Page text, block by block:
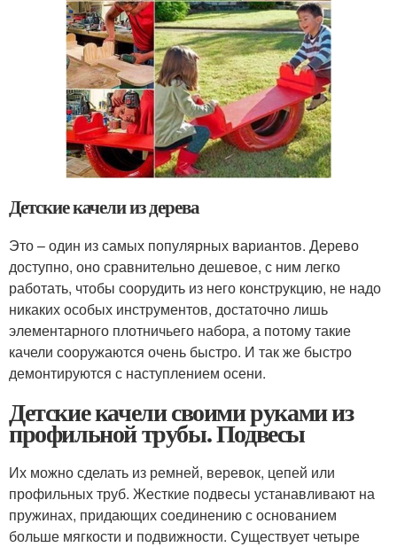
Детские качели из дерева
Это – один из самых популярных вариантов. Дерево
доступно, оно сравнительно дешевое, с ним легко
работать, чтобы соорудить из него конструкцию, не надо
никаких особых инструментов, достаточно лишь
элементарного плотничьего набора, а потому такие
качели сооружаются очень быстро. И так же быстро
демонтируются с наступлением осени.
Детские качели своими руками из
профильной трубы. Подвесы
Их можно сделать из ремней, веревок, цепей или
профильных труб. Жесткие подвесы устанавливают на
пружинах, придающих соединению с основанием
больше мягкости и подвижности. Существует четыре